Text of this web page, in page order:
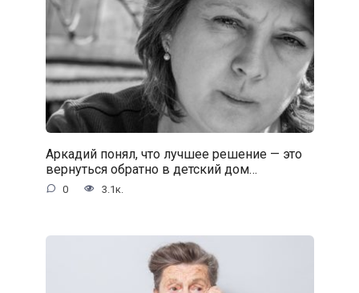
Аркадий понял, что лучшее решение — это
вернуться обратно в детский дом…
0 3.1к.